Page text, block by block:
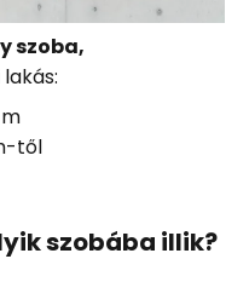
szoba,
től
szobába illik?